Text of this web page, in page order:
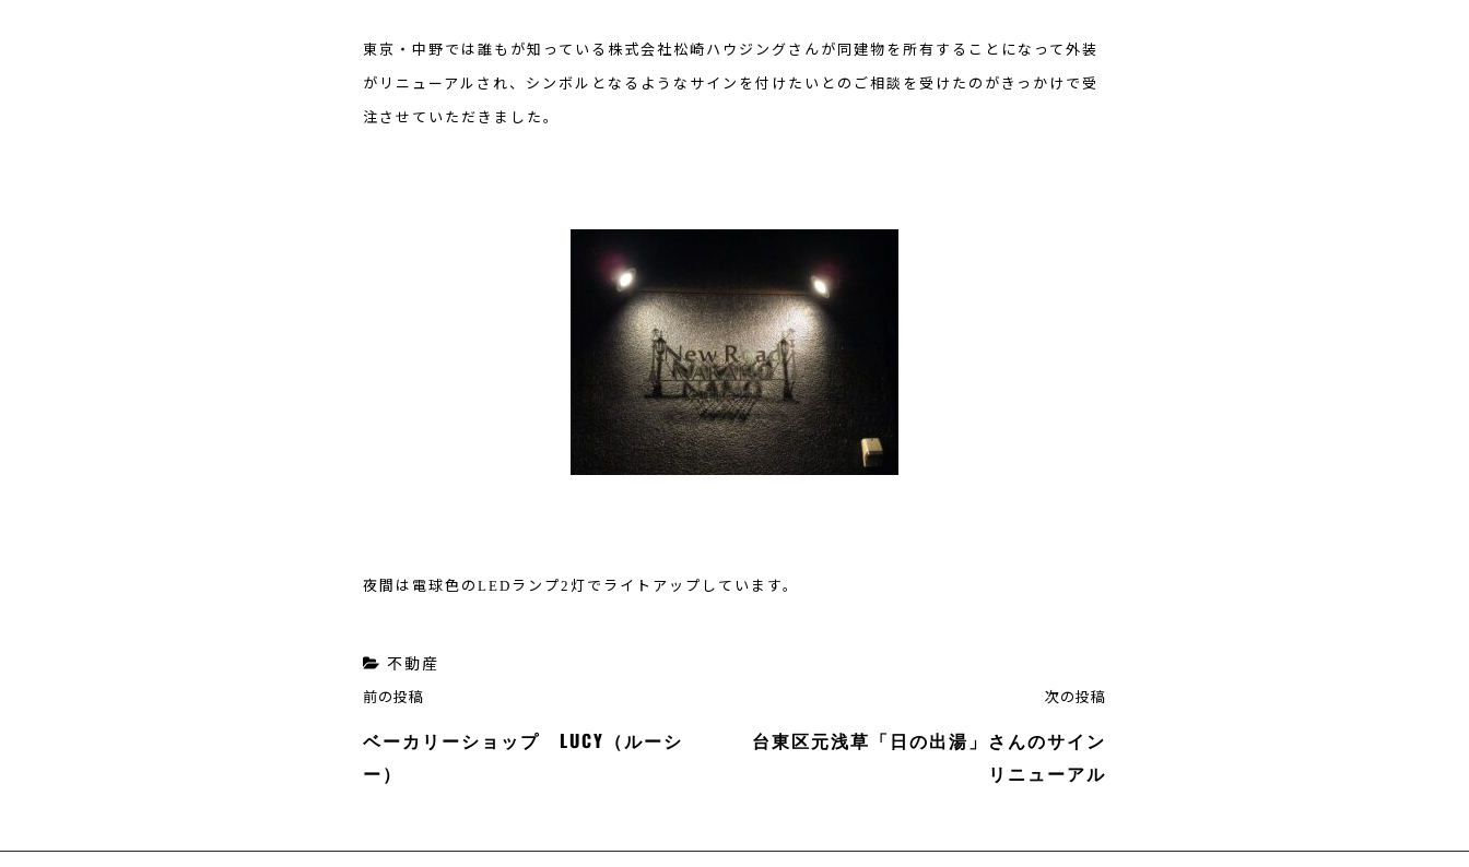
東京・中野では誰もが知っている株式会社松崎ハウジングさんが同建物を所有することになって外装
がリニューアルされ、シンボルとなるようなサインを付けたいとのご相談を受けたのがきっかけで受
注させていただきました。
夜間は電球色の LED ランプ2 灯でライトアップしています。
カ
テ
リ
不動産
投
稿
ナ
ビ
ー
前
の
前の投稿
ベーカリーショップ LUCY（ルーシ
ー）
次の投稿
台東区元浅草「日の出湯」さんのサイン
リニューアル